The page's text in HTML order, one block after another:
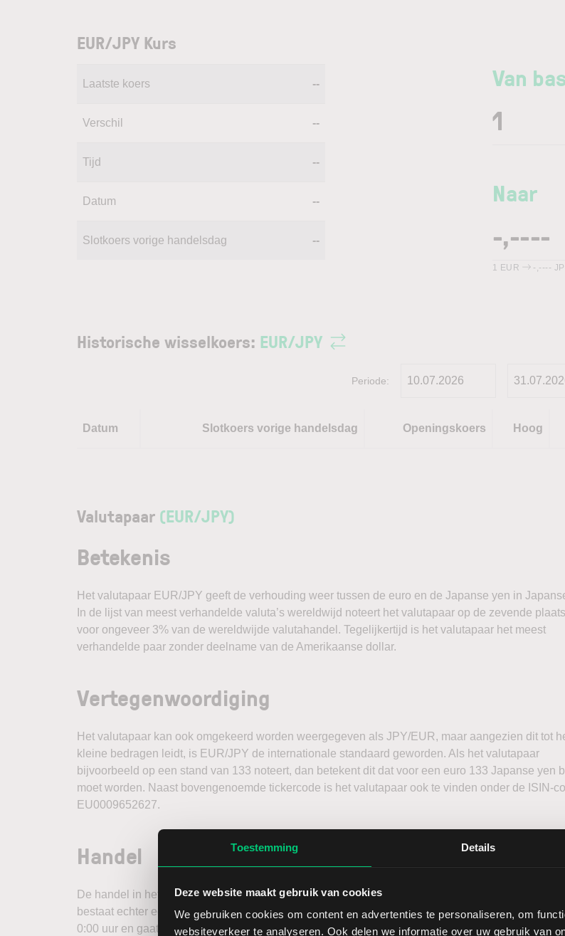
Toestemming Details
Deze website maakt gebruik van cookies
We gebruiken cookies om content en advertenties te personaliseren, om
websiteverkeer te analyseren. Ook delen we informatie over uw gebruik van
EUR/JPY Kurs
Laatste koers --
Verschil --
Tijd --
Datum --
Slotkoers vorige handelsdag --
Van
Naar
1 EUR -,----
Historische wisselkoers: EUR/JPY
Periode:
Datum Slotkoers vorige handelsdag Openingskoers Hoog
Valutapaar (EUR/JPY)
Betekenis
Het valutapaar EUR/JPY geeft de verhouding weer tussen de euro en de Japanse yen in
In de lijst van meest verhandelde valuta’s wereldwijd noteert het valutapaar op de zevende
voor ongeveer 3% van de wereldwijde valutahandel. Tegelijkertijd is het valutapaar het meest
verhandelde paar zonder deelname van de Amerikaanse dollar.
Vertegenwoordiging
Het valutapaar kan ook omgekeerd worden weergegeven als JPY/EUR, maar aangezien dit tot
kleine bedragen leidt, is EUR/JPY de internationale standaard geworden. Als het valutapaar
bijvoorbeeld op een stand van 133 noteert, dan betekent dit dat voor een euro 133 Japanse yen
moet worden. Naast bovengenoemde tickercode is het valutapaar ook te vinden onder de ISIN-
EU0009652627.
Handel
De handel in het valutapaar EUR/JPY vindt 24 uur per dag plaats. Vanwege de verschillende
bestaat echter een periode waarin de handelsvolumes het hoogste liggen. De handel in Tokio
0:00 uur en gaat om 09:00 over in de handel in Europa, die tot 17:00 uur loopt.